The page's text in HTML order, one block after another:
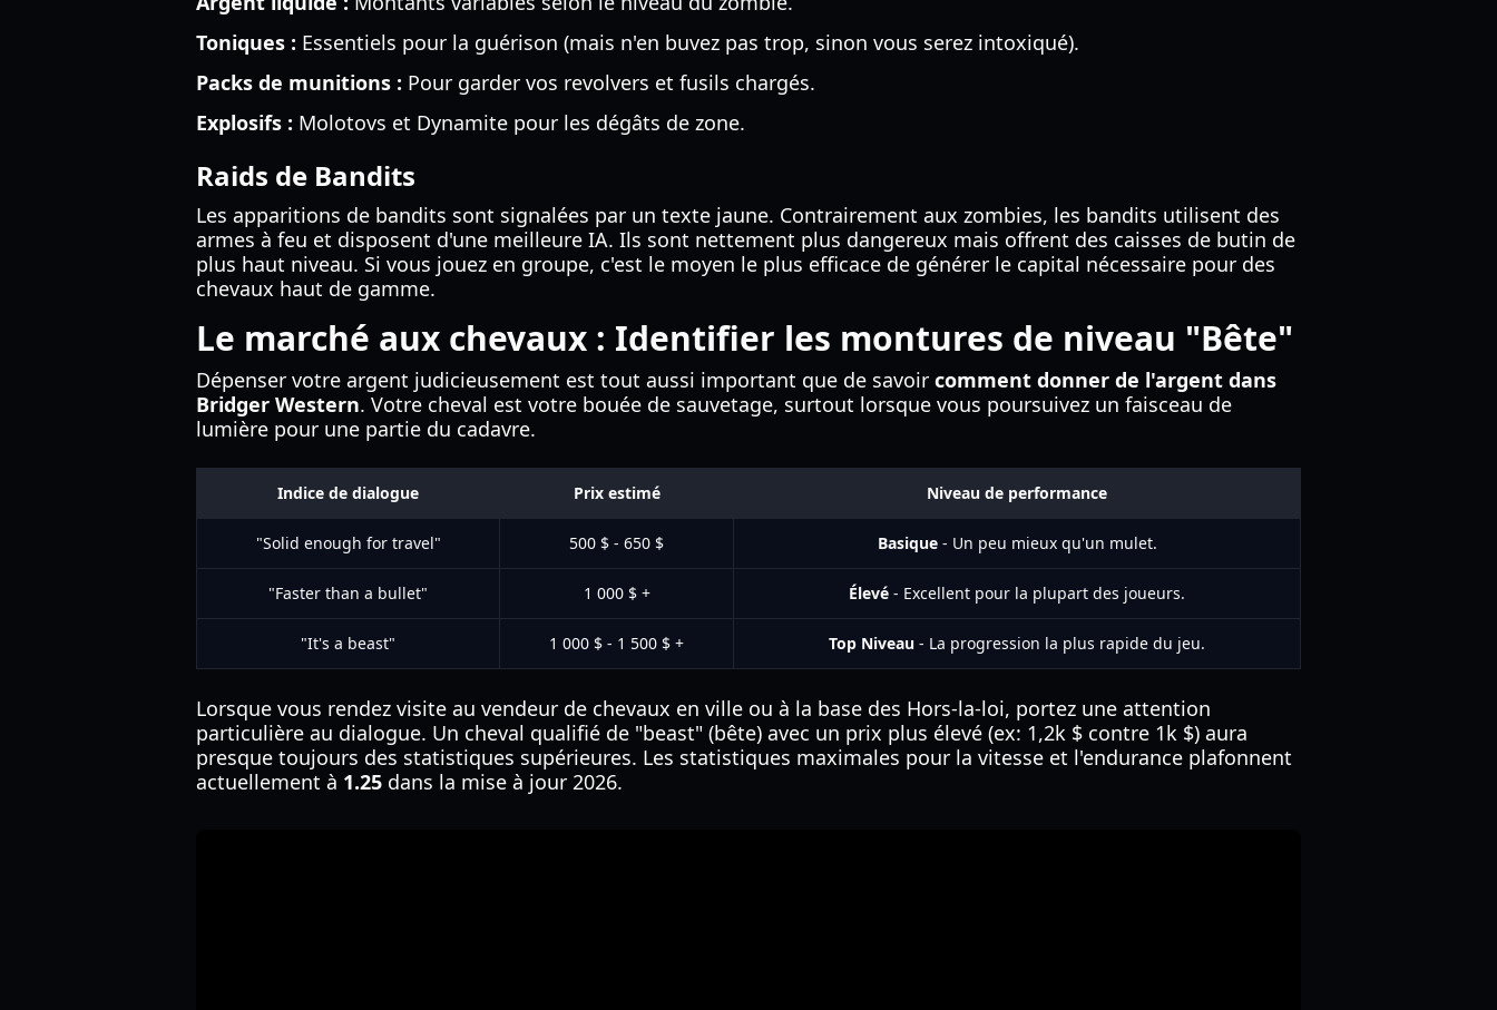
Toniques : Essentiels pour la guérison (mais n'en buvez pas trop, sinon vous serez intoxiqué).
Packs de munitions : Pour garder vos revolvers et fusils chargés.
Explosifs : Molotovs et Dynamite pour les dégâts de zone.
Raids de Bandits
Les apparitions de bandits sont signalées par un texte jaune. Contrairement aux zombies, les bandits utilisent des
armes à feu et disposent d'une meilleure IA. Ils sont nettement plus dangereux mais offrent des caisses de butin de
plus haut niveau. Si vous jouez en groupe, c'est le moyen le plus efficace de générer le capital nécessaire pour des
chevaux haut de gamme.
Le marché aux chevaux : Identifier les montures de niveau "Bête"
Dépenser votre argent judicieusement est tout aussi important que de savoir comment donner de l'argent dans
Bridger Western. Votre cheval est votre bouée de sauvetage, surtout lorsque vous poursuivez un faisceau de
lumière pour une partie du cadavre.
Indice de dialogue Prix estimé Niveau de performance
"Solid enough for travel" 500 $ - 650 $ Basique- Un peu mieux qu'un mulet.
"Faster than a bullet" 1 000 $ + Élevé - Excellent pour la plupart des joueurs.
"It's a beast" 1 000 $ - 1 500 $ + Top Niveau - La progression la plus rapide du jeu.
Lorsque vous rendez visite au vendeur de chevaux en ville ou à la base des Hors-la-loi, portez une attention
particulière au dialogue. Un cheval qualifié de "beast" (bête) avec un prix plus élevé (ex: 1,2k $ contre 1k $) aura
presque toujours des statistiques supérieures. Les statistiques maximales pour la vitesse et l'endurance plafonnent
actuellement à 1.25 dans la mise à jour 2026.